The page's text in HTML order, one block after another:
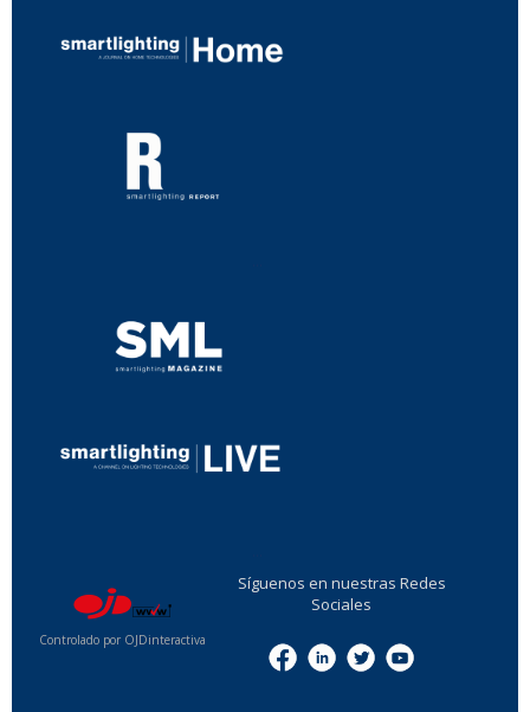
Controlado por OJDinteractiva
Síguenos en nuestras Redes
Sociales